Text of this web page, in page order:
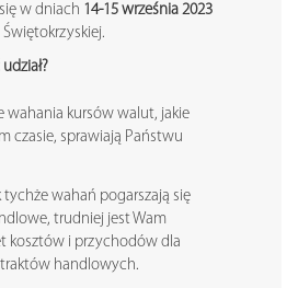
w dniach 14-15 września 2023
wahania kursów walut, jakie
czasie, sprawiają Państwu
tychże wahań pogarszają się
trudniej jest Wam
kosztów i przychodów dla
handlowych.